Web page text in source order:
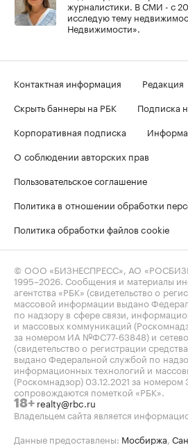
журналистики. В СМИ - с
исследую тему
Недвижимости».
Контактная информация
Редакция
Скрыть баннеры на РБК
Подписка
Корпоративная подписка
О соблюдении авторских прав
Пользовательское соглашение
Политика в отношении обработки
Политика обработки файлов cookie
© ООО «БИЗНЕСПРЕСС», АО
1995–2026 . Сообщения и материалы
агентства «РБК» (свидетельство о
массовой информации выдано
по надзору в сфере связи,
и массовых коммуникаций
за номером ИА №ФС77-63848) и
(свидетельство о регистрации
выдано Федеральной службой по
информационных технологий и
(Роскомнадзор) 03.12.2021 за
сопровождаются пометкой «РБК».
18+ realty@rbc.ru
Владельцем сайта является
Данные предоставлены: Мосбиржа